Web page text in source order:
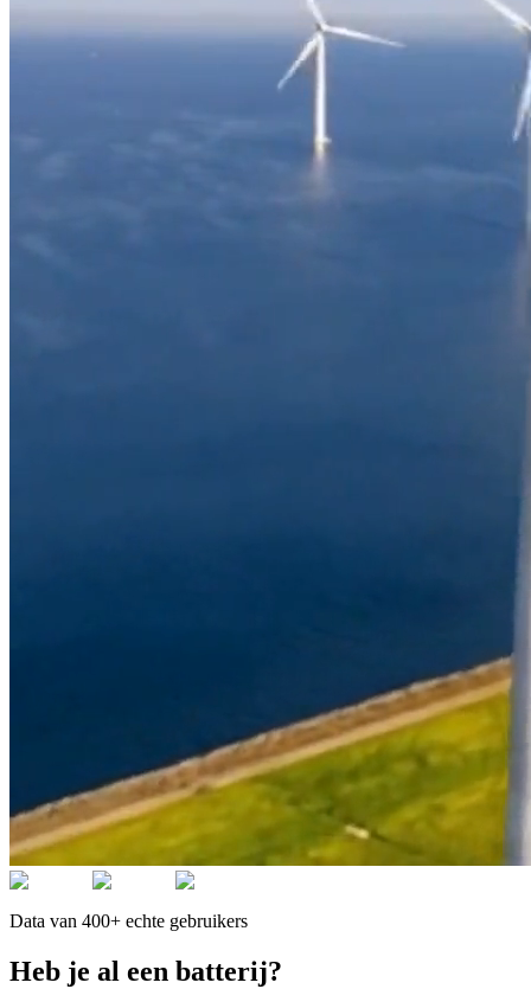
Data van 400+ echte gebruikers
Heb je al een batterij?